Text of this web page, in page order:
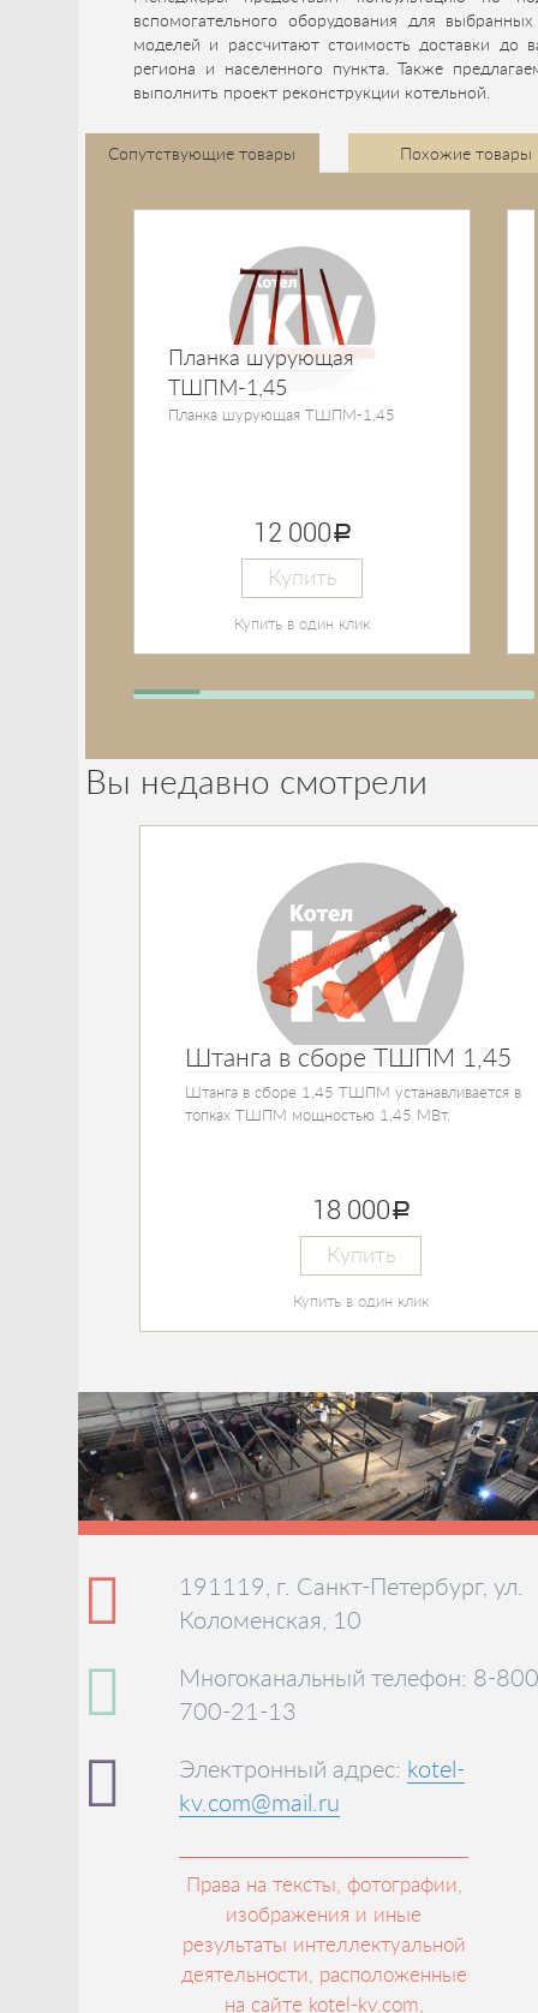
вспомогательного оборудования для
моделей и рассчитают стоимость доставки до
региона и населенного пункта. Также
выполнить проект реконструкции котельной.
Сопутствующие товары Похожие товары
Планка шурующая
ТШПМ-1,45
Планка шурующая ТШПМ-1,45
12 000руб.
Купить
Купить в один клик
Вы недавно смотрели
Штанга в сборе ТШПМ 1,45
Штанга в сборе 1,45 ТШПМ устанавливается в
топках ТШПМ мощностью 1,45 МВт.
18 000руб.
Купить
Купить в один клик
191119, г. Санкт-Петербург, ул.
Коломенская, 10
Многоканальный телефон: 8-
700-21-13
Электронный адрес: kotel-
kv.com@mail.ru
Права на тексты, фотографии,
изображения и иные
результаты интеллектуальной
деятельности, расположенные
на сайте kotel-kv.com,